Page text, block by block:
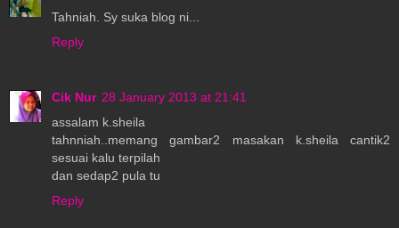
Tahniah. Sy suka blog ni...
Reply
Cik Nur 28 January 2013 at 21:41
assalam k.sheila
tahnniah..memang gambar2 masakan k.sheila cantik2
sesuai kalu terpilah
dan sedap2 pula tu
Reply